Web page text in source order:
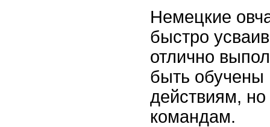
Немецкие
быстро
отлично
быть обучены
действиям,
командам.